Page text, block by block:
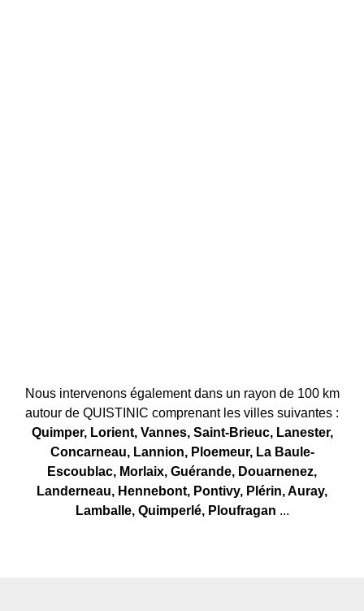
Nous intervenons également dans un rayon de 100 km
autour de QUISTINIC comprenant les villes suivantes :
Quimper, Lorient, Vannes, Saint-Brieuc, Lanester,
Concarneau, Lannion, Ploemeur, La Baule-
Escoublac, Morlaix, Guérande, Douarnenez,
Landerneau, Hennebont, Pontivy, Plérin, Auray,
Lamballe, Quimperlé, Ploufragan ...